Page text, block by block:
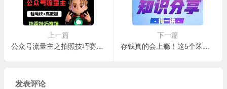
上一篇
公众号流量主之拍照技巧赛道，难度低+流量大，起号第一篇就爆了10w阅读！
下一篇
存钱真的会上瘾！这5个笨方法，每年多存5万不是梦
发表评论